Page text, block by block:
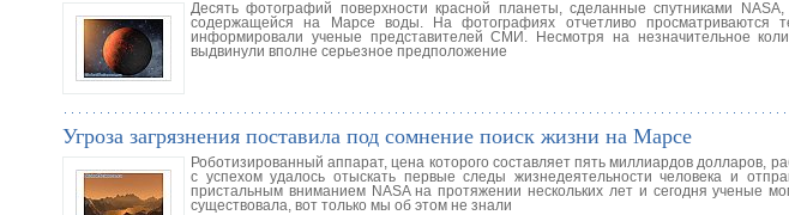
Десять фотографий поверхности красной планеты, сделанные спутниками
содержащейся на Марсе воды. На фотографиях отчетливо просматриваются
информировали ученые представителей СМИ. Несмотря на незначительное
выдвинули вполне серьезное предположение
Угроза загрязнения поставила под сомнение поиск жизни на Марсе
Роботизированный аппарат, цена которого составляет пять миллиардов долларов,
с успехом удалось отыскать первые следы жизнедеятельности человека и
пристальным вниманием NASA на протяжении нескольких лет и сегодня ученые
существовала, вот только мы об этом не знали